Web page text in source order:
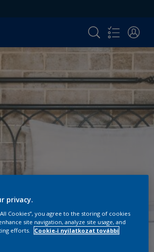
privacy.
Cookies”, you agree to the storing of cookies
site navigation, analyze site usage, and
efforts.
Cookie-i nyilatkozat további